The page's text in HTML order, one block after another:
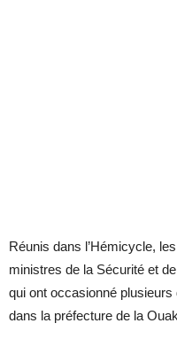
Réunis dans l’Hémicycle,
ministres de la Sécurité et
qui ont occasionné
dans la préfecture de la